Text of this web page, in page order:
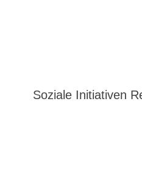
Soziale Initiativen